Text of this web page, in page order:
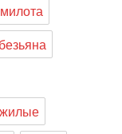
милота